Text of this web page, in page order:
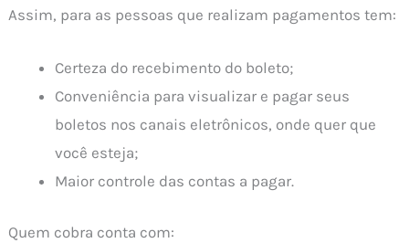
Assim, para as pessoas que realizam pagamentos tem:
Certeza do recebimento do boleto;
Conveniência para visualizar e pagar seus
boletos nos canais eletrônicos, onde quer que
você esteja;
Maior controle das contas a pagar.
Quem cobra conta com: